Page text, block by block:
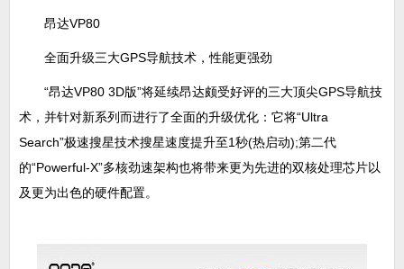
昂达VP80
全面升级三大GPS导航技术，性能更强劲
“昂达VP80 3D版”将延续昂达颇受好评的三大顶尖GPS导航技
术，并针对新系列而进行了全面的升级优化：它将“Ultra
Search”极速搜星技术搜星速度提升至1秒(热启动);第二代
的“Powerful-X”多核劲速架构也将带来更为先进的双核处理芯片以
及更为出色的硬件配置。